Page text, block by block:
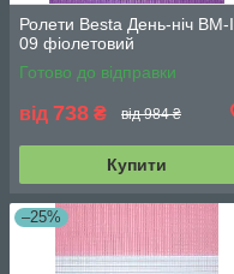
Ролети Besta День-ніч BМ-І
09 фіолетовий
Готово до відправки
від 738 ₴ від 984 ₴
Купити
–25%